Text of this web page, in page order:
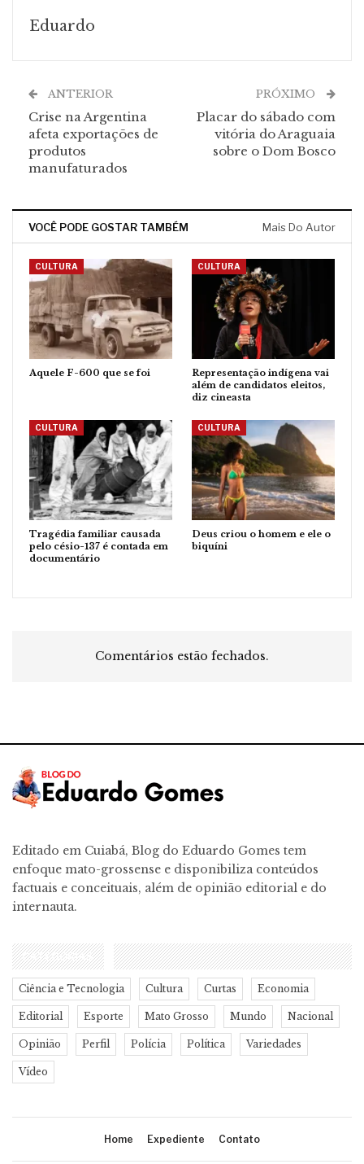
Eduardo
ANTERIOR
Crise na Argentina
afeta exportações de
produtos
manufaturados
PRÓXIMO
Placar do sábado com
vitória do Araguaia
sobre o Dom Bosco
VOCÊ PODE GOSTAR TAMBÉM Mais Do Autor
CULTURA
Aquele F-600 que se foi
CULTURA
Representação indígena vai
além de candidatos eleitos,
diz cineasta
CULTURA
Tragédia familiar causada
pelo césio-137 é contada em
documentário
CULTURA
Deus criou o homem e ele o
biquíni
Comentários estão fechados.
Editado em Cuiabá, Blog do Eduardo Gomes tem
enfoque mato-grossense e disponibiliza conteúdos
factuais e conceituais, além de opinião editorial e do
internauta.
CATEGORIAS
Ciência e Tecnologia Cultura Curtas Economia
Editorial Esporte Mato Grosso Mundo Nacional
Opinião Perfil Polícia Política Variedades
Vídeo
Home Expediente Contato